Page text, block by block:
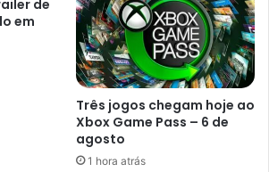
de
em
Três jogos chegam hoje ao
Xbox Game Pass – 6 de
agosto
1 hora atrás